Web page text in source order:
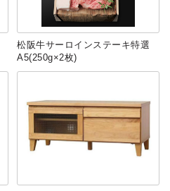
松阪牛サーロインステーキ特選
A5(250g×2枚)